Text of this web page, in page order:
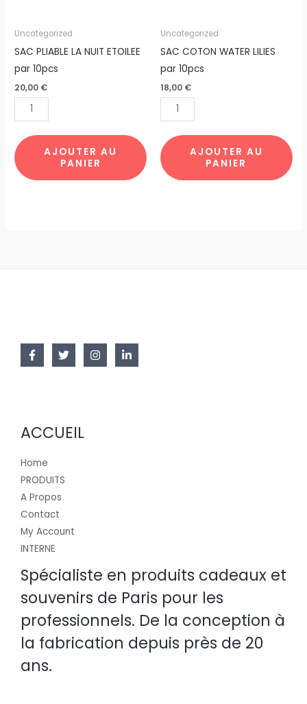
Uncategorized
SAC PLIABLE LA NUIT ETOILEE
par 10pcs
20,00 €
quantité
de
SAC
LA
NUIT
ETOILEE
par
10pcs
AJOUTER AU
PANIER
Uncategorized
SAC COTON WATER LILIES
par 10pcs
18,00 €
quantité
de
SAC
WATER
LILIES
10pcs
AJOUTER AU
PANIER
ACCUEIL
Home
PRODUITS
A Propos
Contact
My Account
INTERNE
Spécialiste en produits cadeaux et
souvenirs de Paris pour les
professionnels. De la conception à
la fabrication depuis près de 20
ans.